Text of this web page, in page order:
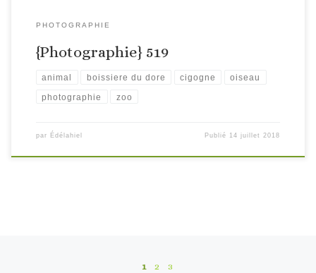
PHOTOGRAPHIE
{Photographie} 519
animal boissiere du dore cigogne oiseau
photographie zoo
par Édélahiel Publié 14 juillet 2018
Navigation dans les articles
1 2 3